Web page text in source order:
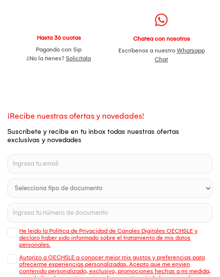
Hasta 36 cuotas
Pagando con Sip
¿No la tienes? Solicítala
Chatea con nosotros
Escríbenos a nuestro Whatsapp
Chat
¡Recibe nuestras ofertas y novedades!
Suscríbete y recibe en tu inbox todas nuestras ofertas
exclusivas y novedades
He leído la Política de Privacidad de Canales Digitales OECHSLE y
declaro haber sido informado sobre el tratamiento de mis datos
personales.
Autorizo a OECHSLE a conocer mejor mis gustos y preferencias para
ofrecerme experiencias personalizadas. Acepto que me envien
contenido personalizado, exclusivo, promociones hechas a mi medida,